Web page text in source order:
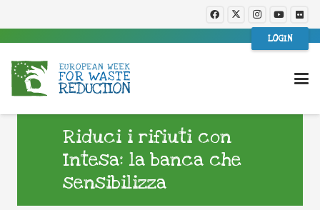
LOGIN
Riduci i rifiuti con
Intesa: la banca che
sensibilizza